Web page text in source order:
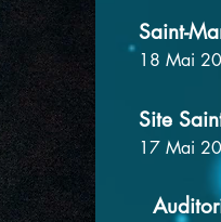
Saint-
18 Mai
Site
17 Mai